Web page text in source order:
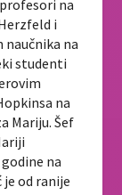
na
i
naučnika na
studenti
na
Mariju. Šef
na
od ranije